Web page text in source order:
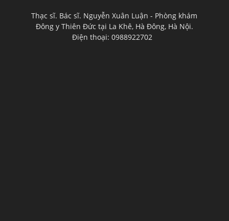
Thạc sĩ. Bác sĩ. Nguyễn Xuân Luận - Phòng khám
Đông y Thiên Đức tại La Khê, Hà Đông, Hà Nội.
Điện thoại: 0988922702